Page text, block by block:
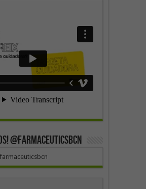
@farmaceuticsbcn